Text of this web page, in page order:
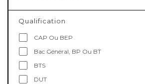
Qualification
CAP Ou BEP
Bac Général, BP Ou BT
BTS
DUT